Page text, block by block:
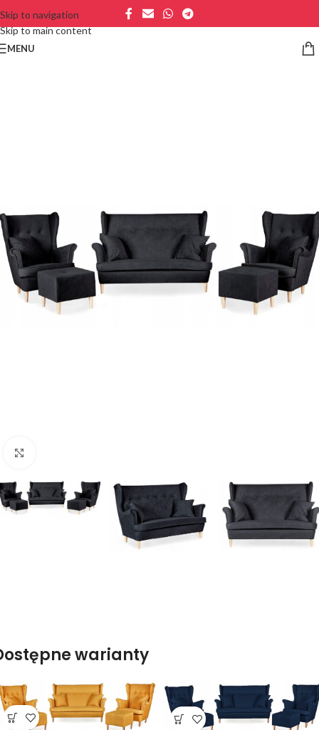
Skip to navigation
Skip to main content
MENU
warianty